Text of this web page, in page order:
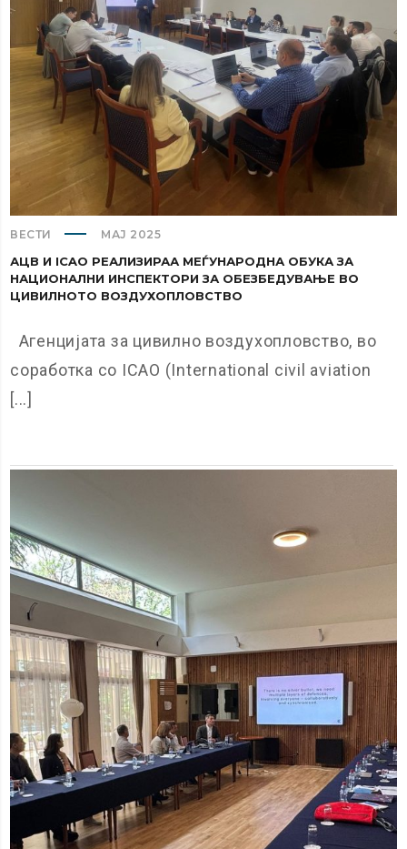
ВЕСТИ МАЈ 2025
АЦВ И ICAO РЕАЛИЗИРАА МЕЃУНАРОДНА ОБУКА ЗА
НАЦИОНАЛНИ ИНСПЕКТОРИ ЗА ОБЕЗБЕДУВАЊЕ ВО
ЦИВИЛНОТО ВОЗДУХОПЛОВСТВО
Агенцијата за цивилно воздухопловство, во
соработка со ICAO (International civil aviation
[...]